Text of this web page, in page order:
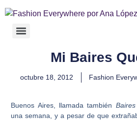
Mi Baires
octubre 18, 2012 Fashion
Buenos Aires, llamada también Baires
una semana, y a pesar de que